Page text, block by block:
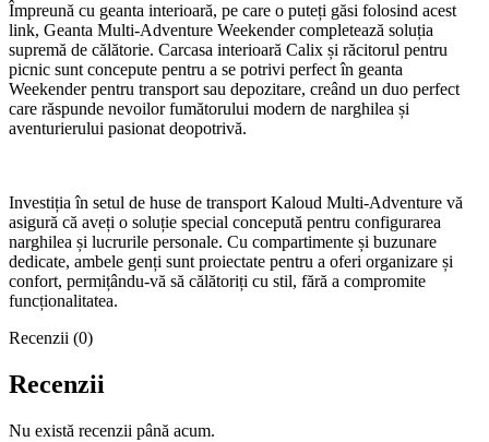
Împreună cu geanta interioară, pe care o puteți găsi folosind acest
link, Geanta Multi-Adventure Weekender completează soluția
supremă de călătorie. Carcasa interioară Calix și răcitorul pentru
picnic sunt concepute pentru a se potrivi perfect în geanta
Weekender pentru transport sau depozitare, creând un duo perfect
care răspunde nevoilor fumătorului modern de narghilea și
aventurierului pasionat deopotrivă.
Investiția în setul de huse de transport Kaloud Multi-Adventure vă
asigură că aveți o soluție special concepută pentru configurarea
narghilea și lucrurile personale. Cu compartimente și buzunare
dedicate, ambele genți sunt proiectate pentru a oferi organizare și
confort, permițându-vă să călătoriți cu stil, fără a compromite
funcționalitatea.
Recenzii (0)
Recenzii
Nu există recenzii până acum.